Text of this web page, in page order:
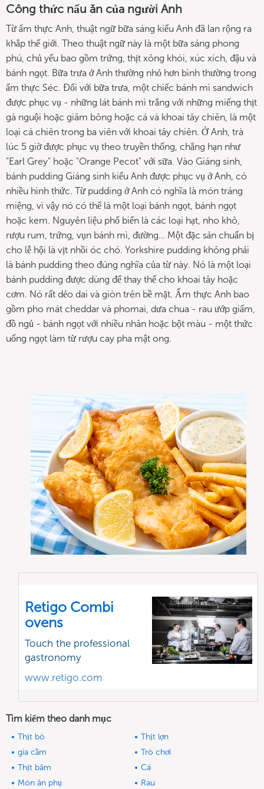
Công thức nấu ăn của người Anh
Từ ẩm thực Anh, thuật ngữ bữa sáng kiểu Anh đã lan rộng ra
khắp thế giới. Theo thuật ngữ này là một bữa sáng phong
phú, chủ yếu bao gồm trứng, thịt xông khói, xúc xích, đậu và
bánh ngọt. Bữa trưa ở Anh thường nhỏ hơn bình thường trong
ẩm thực Séc. Đối với bữa trưa, một chiếc bánh mì sandwich
được phục vụ - những lát bánh mì trắng với những miếng thịt
gà nguội hoặc giăm bông hoặc cá và khoai tây chiên, là một
loại cá chiên trong ba viên với khoai tây chiên. Ở Anh, trà
lúc 5 giờ được phục vụ theo truyền thống, chẳng hạn như
"Earl Grey" hoặc "Orange Pecot" với sữa. Vào Giáng sinh,
bánh pudding Giáng sinh kiểu Anh được phục vụ ở Anh, có
nhiều hình thức. Từ pudding ở Anh có nghĩa là món tráng
miệng, vì vậy nó có thể là một loại bánh ngọt, bánh ngọt
hoặc kem. Nguyên liệu phổ biến là các loại hạt, nho khô,
rượu rum, trứng, vụn bánh mì, đường… Một đặc sản chuẩn bị
cho lễ hội là vịt nhồi óc chó. Yorkshire pudding không phải
là bánh pudding theo đúng nghĩa của từ này. Nó là một loại
bánh pudding được dùng để thay thế cho khoai tây hoặc
cơm. Nó rất dẻo dai và giòn trên bề mặt. Ẩm thực Anh bao
gồm pho mát cheddar và phomai, dưa chua - rau ướp giấm,
đồ ngủ - bánh ngọt với nhiều nhân hoặc bột màu - một thức
uống ngọt làm từ rượu cay pha mật ong.
Retigo Combi
ovens
Touch the professional
gastronomy
www.retigo.com
Tìm kiếm theo danh mục
Thịt bò
Thịt lợn
gia cầm
Trò chơi
Thịt băm
Cá
Món ăn phụ
Rau